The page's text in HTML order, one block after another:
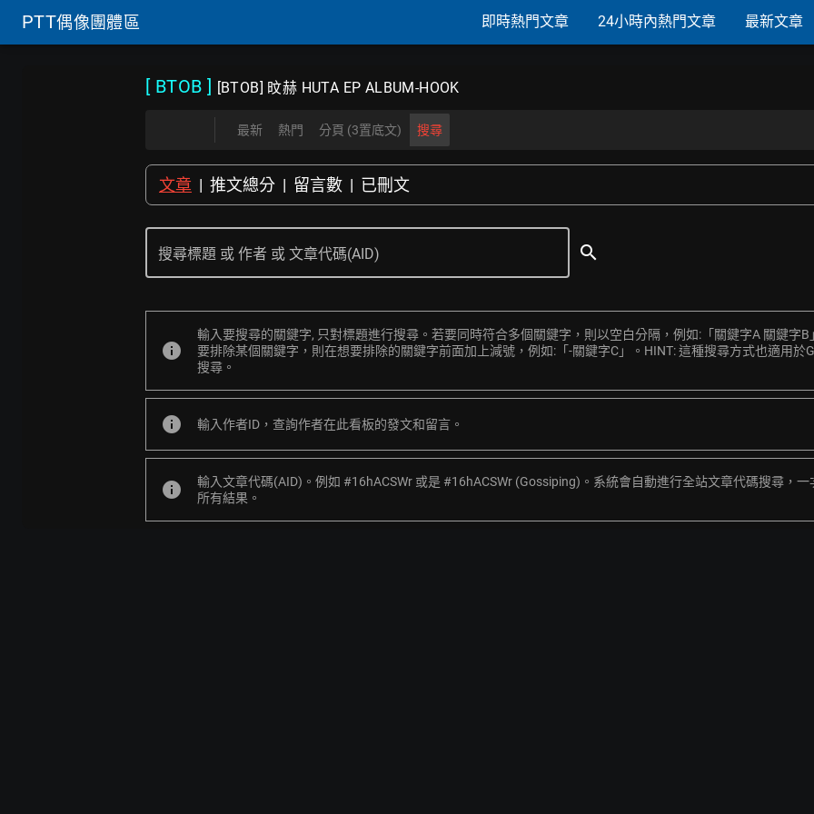
PTT偶像團體區 即時熱門文章 24小時內熱門文章 最新文章
[ BTOB ] [BTOB] 旼赫 HUTA EP ALBUM-HOOK
最新 熱門 分頁 (3置底文) 搜尋
文章 | 推文總分 | 留言數 | 已刪文
搜尋標題 或 作者 或 文章代碼(AID) search
info
輸入要搜尋的關鍵字, 只對標題進行搜尋。若要同時符合多個關鍵字，則以空白分隔，例如:「關鍵字A 關鍵字B
要排除某個關鍵字，則在想要排除的關鍵字前面加上減號，例如:「-關鍵字C」。HINT: 這種搜尋方式也適用於
搜尋。
info 輸入作者ID，查詢作者在此看板的發文和留言。
info
輸入文章代碼(AID)。例如 #16hACSWr 或是 #16hACSWr (Gossiping)。系統會自動進行全站文章代碼搜尋，一
所有結果。